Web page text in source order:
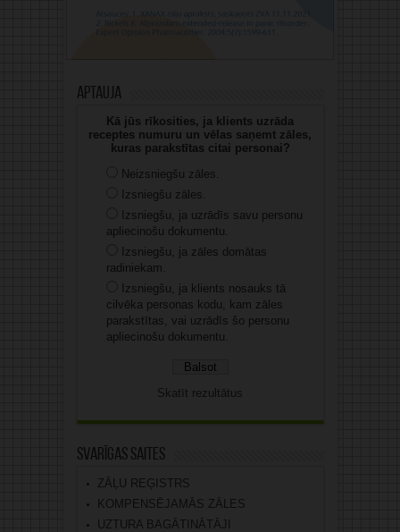
Aptauja
Kā jūs rīkosities, ja klients uzrāda
receptes numuru un vēlas saņemt zāles,
kuras parakstītas citai personai?
Neizsniegšu zāles.
Izsniegšu zāles.
Izsniegšu, ja uzrādīs savu personu
apliecinošu dokumentu.
Izsniegšu, ja zāles domātas
radiniekam.
Izsniegšu, ja klients nosauks tā
cilvēka personas kodu, kam zāles
parakstītas, vai uzrādīs šo personu
apliecinošu dokumentu.
Skatīt rezultātus
Svarīgas saites
ZĀĻU REĢISTRS
KOMPENSĒJAMĀS ZĀLES
UZTURA BAGĀTINĀTĀJI